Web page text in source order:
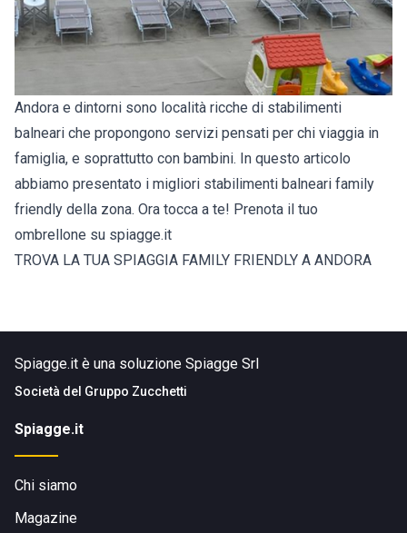
Andora e dintorni sono località ricche di stabilimenti
balneari che propongono servizi pensati per chi viaggia in
famiglia, e soprattutto con bambini. In questo articolo
abbiamo presentato i migliori stabilimenti balneari family
friendly della zona. Ora tocca a te! Prenota il tuo
ombrellone su spiagge.it
TROVA LA TUA SPIAGGIA FAMILY FRIENDLY A ANDORA
Spiagge.it è una soluzione Spiagge Srl
Società del Gruppo Zucchetti
Spiagge.it
Chi siamo
Magazine